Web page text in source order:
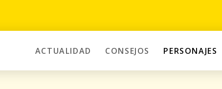
ACTUALIDAD CONSEJOS PERSONAJES